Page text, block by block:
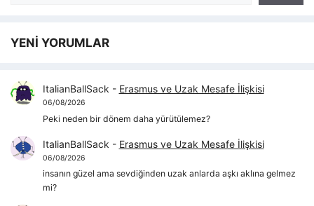
YENİ YORUMLAR
ItalianBallSack - Erasmus ve Uzak Mesafe İlişkisi
06/08/2026
Peki neden bir dönem daha yürütülemez?
ItalianBallSack - Erasmus ve Uzak Mesafe İlişkisi
06/08/2026
insanın güzel ama sevdiğinden uzak anlarda aşkı aklına gelmez
mi?